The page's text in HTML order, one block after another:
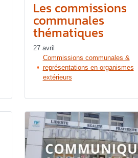
Les commissions
communales
thématiques
27 avril
Commissions communales &
représentations en organismes
extérieurs